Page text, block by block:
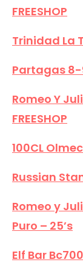
FREESHOP
Trinidad La
Partagas 8-
Romeo Y
FREESHOP
100CL
Russian
Romeo y
Puro – 25’s
Elf Bar